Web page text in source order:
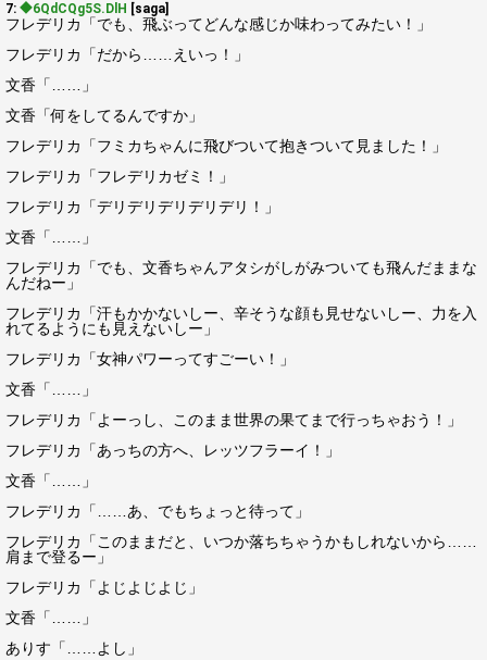
7: ◆6QdCQg5S.DlH [saga]
フレデリカ「でも、飛ぶってどんな感じか味わってみたい！」
フレデリカ「だから……えいっ！」
文香「……」
文香「何をしてるんですか」
フレデリカ「フミカちゃんに飛びついて抱きついて見ました！」
フレデリカ「フレデリカゼミ！」
フレデリカ「デリデリデリデリデリ！」
文香「……」
フレデリカ「でも、文香ちゃんアタシがしがみついても飛んだままな
んだねー」
フレデリカ「汗もかかないしー、辛そうな顔も見せないしー、力を入
れてるようにも見えないしー」
フレデリカ「女神パワーってすごーい！」
文香「……」
フレデリカ「よーっし、このまま世界の果てまで行っちゃおう！」
フレデリカ「あっちの方へ、レッツフラーイ！」
文香「……」
フレデリカ「……あ、でもちょっと待って」
フレデリカ「このままだと、いつか落ちちゃうかもしれないから……
肩まで登るー」
フレデリカ「よじよじよじ」
文香「……」
ありす「……よし」